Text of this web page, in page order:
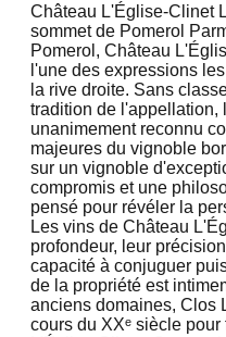
Château L'Église-Clinet
sommet de Pomerol
Pomerol, Château
l'une des expressions
la rive droite. Sans
tradition de l'appellation,
unanimement reconnu
majeures du vignoble
sur un vignoble
compromis et une
pensé pour révéler la
Les vins de Château
profondeur, leur
capacité à conjuguer
de la propriété est
anciens domaines, Clos
cours du XXᵉ siècle